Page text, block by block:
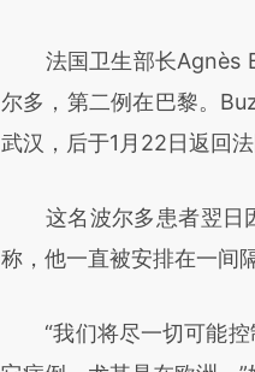
法国卫生部长Agnès
尔多，第二例在巴黎。
武汉，后于1月22日返回
这名波尔多患者翌日因
称，他一直被安排在一间
“我们将尽一切可能控